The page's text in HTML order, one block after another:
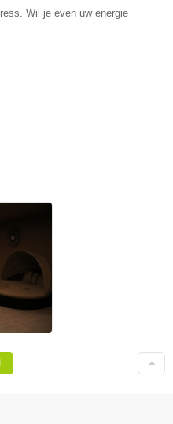
Wil je even uw energie